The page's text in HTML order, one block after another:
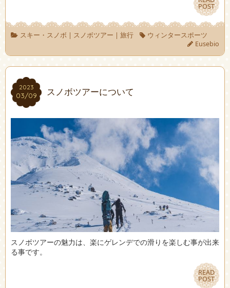
POST
POST
スキー・スノボ | スノボツアー | 旅行
ウィンタースポーツ
Eusebio
2023
03/09
2023
03/09 スノボツアーについて
スノボツアーの魅力は、楽にゲレンデでの滑りを楽しむ事が出来
る事です。
READ
POST
READ
POST